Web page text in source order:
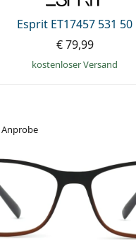
Esprit ET17457 531 50
€ 79,99
kostenloser Versand
Anprobe